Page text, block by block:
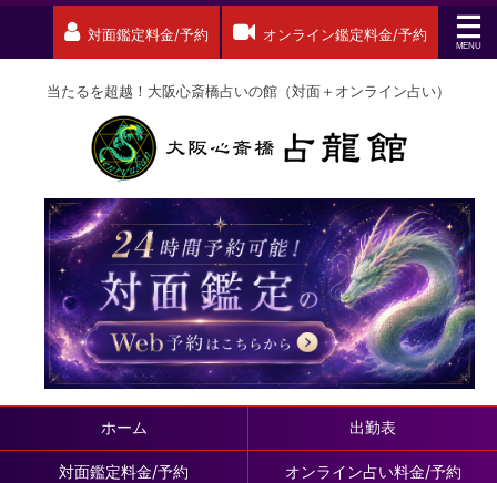
対面鑑定料金/予約 オンライン鑑定料金/予約
当たるを超越！大阪心斎橋占いの館（対面＋オンライン占い）
ホーム 出勤表
対面鑑定料金/予約 オンライン占い料金/予約